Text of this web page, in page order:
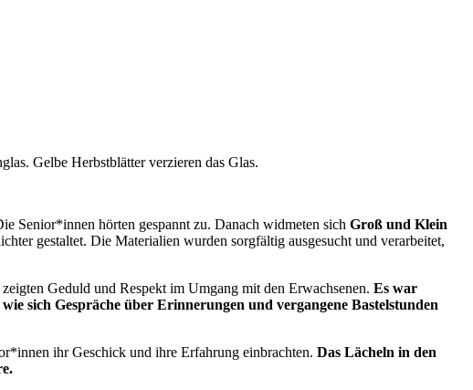
Senior*innen hörten gespannt zu. Danach widmeten sich Groß und Klein
gestaltet. Die Materialien wurden sorgfältig ausgesucht und verarbeitet,
Geduld und Respekt im Umgang mit den Erwachsenen. Es war
sich Gespräche über Erinnerungen und vergangene Bastelstunden
ihr Geschick und ihre Erfahrung einbrachten. Das Lächeln in den